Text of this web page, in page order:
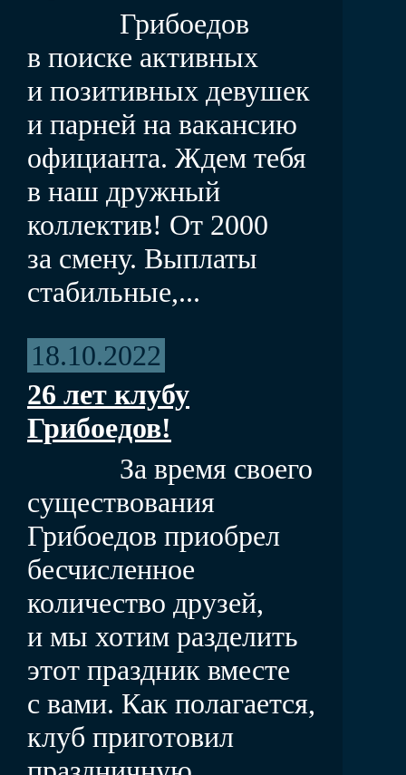
Грибоедов
в поиске активных
и позитивных девушек
и парней на вакансию
официанта. Ждем тебя
в наш дружный
коллектив! От 2000
за смену. Выплаты
стабильные,...
18.10.2022
26 лет клубу
Грибоедов!
За время своего
существования
Грибоедов приобрел
бесчисленное
количество друзей,
и мы хотим разделить
этот праздник вместе
с вами. Как полагается,
клуб приготовил